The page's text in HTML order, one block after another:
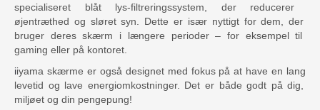
specialiseret blåtlys-filtreringssystem, derreducerer
øjentræthed og sløretsyn. Dette er isærnyttigtfordem, der
bruger deres skærm i længere perioder– for eksempel til
gaming eller på kontoret.
iiyama skærme erogsådesignetmed fokus på at have en lang
levetid og lave energiomkostninger. Det er både godt på dig,
miljøet og din pengepung!